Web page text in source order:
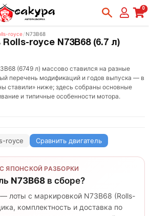
0
royce/ N73B68
royce N73B68 (6.7 л)
(6749 л) массово ставился на разные
перечень модификаций и годов выпуска — в
ставили» ниже; здесь собраны основные
и типичные особенности мотора.
royce Сравнить двигатель
ЯПОНСКОЙ РАЗБОРКИ
N73B68 в сборе?
лоты с маркировкой N73B68 (Rolls-
комплектность и доставка по